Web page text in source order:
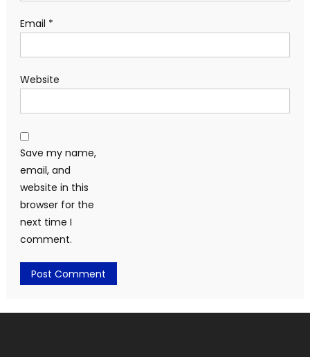
Email *
Website
Save my name,
email, and
website in this
browser for the
next time I
comment.